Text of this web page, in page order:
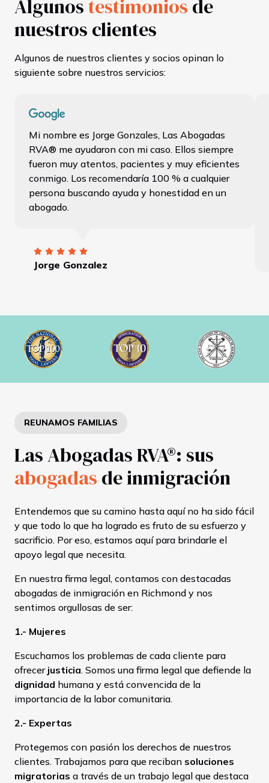
Algunostestimonios de
nuestros clientes
Algunos de nuestros clientes y socios opinan lo
siguiente sobre nuestros servicios:
Mi nombre es Jorge Gonzales, Las Abogadas
RVA® me ayudaron con mi caso. Ellos siempre
fueron muy atentos, pacientes y muy eficientes
conmigo. Los recomendaría 100 % a cualquier
persona buscando ayuda y honestidad en un
abogado.
Jorge Gonzalez
REUNAMOS FAMILIAS
Las Abogadas RVA®: sus
abogadas de inmigración
Entendemos que su camino hasta aquí no ha sido fácil
y que todo lo que ha logrado es fruto de su esfuerzo y
sacrificio. Por eso, estamos aquí para brindarle el
apoyo legal que necesita.
En nuestra firma legal, contamos con destacadas
abogadas de inmigración en Richmond y nos
sentimos orgullosas de ser:
1.- Mujeres
Escuchamos los problemas de cada cliente para
ofrecer justicia. Somos una firma legal que defiende la
dignidad humana y está convencida de la
importancia de la labor comunitaria.
2.- Expertas
Protegemos con pasión los derechos de nuestros
clientes. Trabajamos para que reciban soluciones
migratorias a través de un trabajo legal que destaca